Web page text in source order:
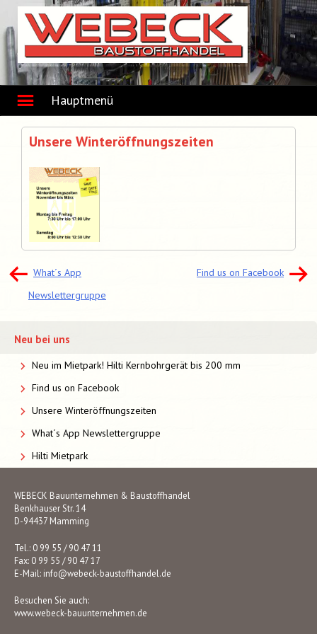
content
Hauptmenü
Unsere Winteröffnungszeiten
Beitragsnavigation
What´s App
Newslettergruppe
Find us on Facebook
Neu bei uns
Neu im Mietpark! Hilti Kernbohrgerät bis 200 mm
Find us on Facebook
Unsere Winteröffnungszeiten
What´s App Newslettergruppe
Hilti Mietpark
WEBECK Bauunternehmen & Baustoffhandel
Benkhauser Str. 14
D-94437 Mamming
Tel.: 0 99 55 / 90 47 11
Fax: 0 99 55 / 90 47 17
E-Mail: info@webeck-baustoffhandel.de
Besuchen Sie auch:
www.webeck-bauunternehmen.de